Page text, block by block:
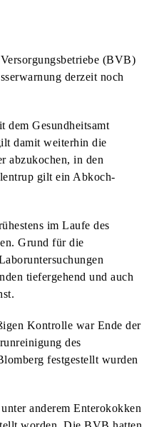
(BVB)
derzeit noch
dem Gesundheitsamt
damit weiterhin die
abzukochen, in den
gilt ein Abkoch-
im Laufe des
Grund für die
tiefergehend und auch
Kontrolle war Ende der
des
festgestellt wurden
anderem Enterokokken